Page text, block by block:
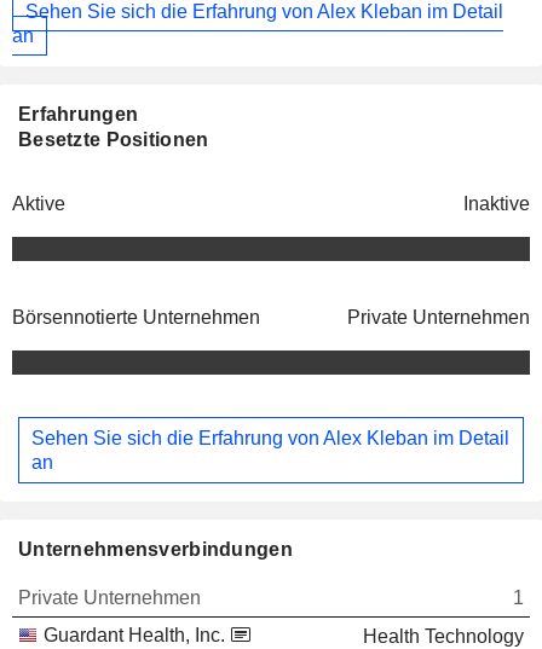
Sehen Sie sich die Erfahrung von Alex Kleban im Detail
an
Erfahrungen
Besetzte Positionen
Aktive Inaktive
Börsennotierte Unternehmen Private Unternehmen
Sehen Sie sich die Erfahrung von Alex Kleban im Detail
an
Unternehmensverbindungen
Private Unternehmen
1
Guardant Health, Inc.
Health Technology